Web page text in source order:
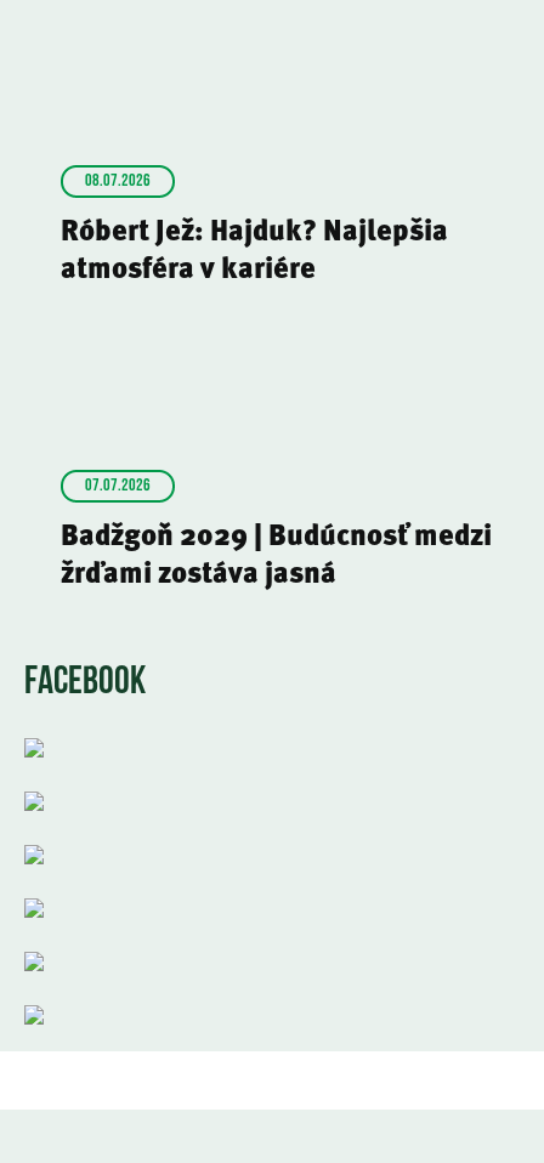
08.07.2026
Róbert Jež: Hajduk? Najlepšia
atmosféra v kariére
07.07.2026
Badžgoň 2029 | Budúcnosť medzi
žrďami zostáva jasná
FACEBOOK